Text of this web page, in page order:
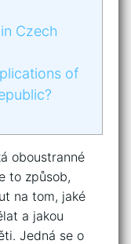
Czech
of
oboustranné
to způsob,
na tom, jaké
a jakou
Jedná se o